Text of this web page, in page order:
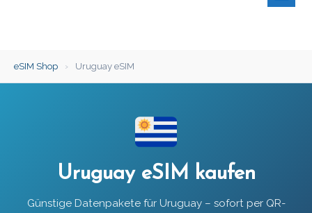
eSIM Shop › Uruguay eSIM
Uruguay eSIM kaufen
Günstige Datenpakete für Uruguay – sofort per QR-